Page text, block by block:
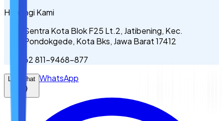
Hubungi Kami
Sentra Kota Blok F25 Lt.2, Jatibening, Kec.
Pondokgede, Kota Bks, Jawa Barat 17412
62 811-9468-877
Live Chat WhatsApp